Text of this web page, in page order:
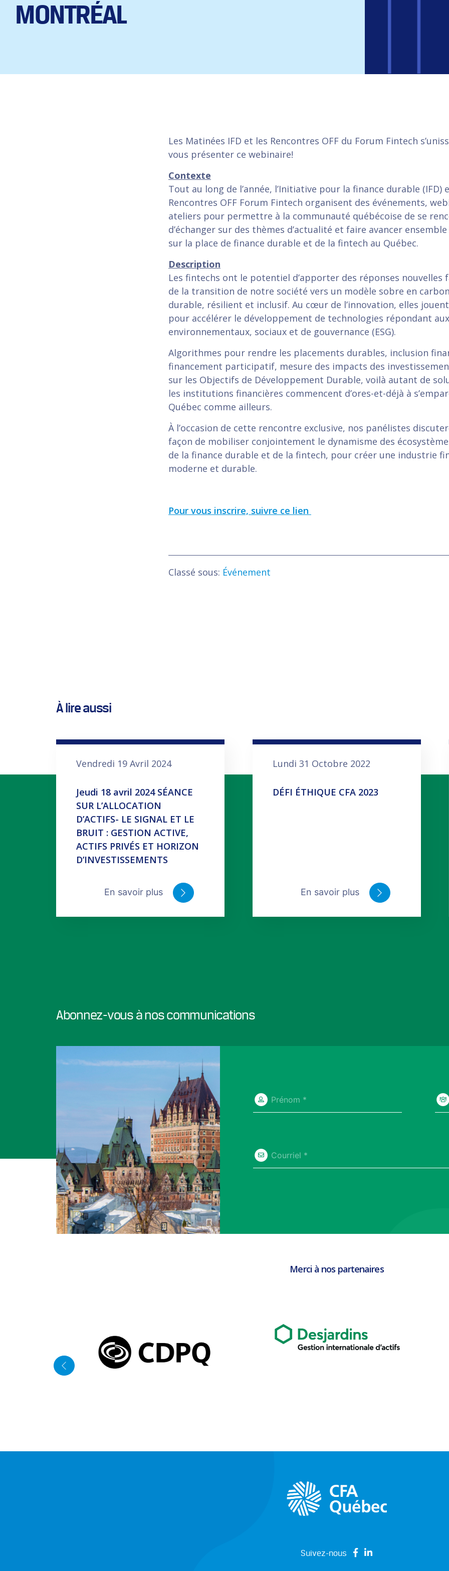
MONTRÉAL
Les Matinées IFD et les Rencontres OFF du Forum Fintech
vous présenter ce webinaire!
Contexte
Tout au long de l’année, l’Initiative pour la finance durable (IFD)
Rencontres OFF Forum Fintech organisent des événements,
ateliers pour permettre à la communauté québécoise de se
d’échanger sur des thèmes d’actualité et faire avancer
sur la place de finance durable et de la fintech au Québec.
Description
Les fintechs ont le potentiel d’apporter des réponses nouvelles
de la transition de notre société vers un modèle sobre en
durable, résilient et inclusif. Au cœur de l’innovation, elles
pour accélérer le développement de technologies répondant
environnementaux, sociaux et de gouvernance (ESG).
Algorithmes pour rendre les placements durables, inclusion
financement participatif, mesure des impacts des
sur les Objectifs de Développement Durable, voilà autant de
les institutions financières commencent d’ores-et-déjà à
Québec comme ailleurs.
À l’occasion de cette rencontre exclusive, nos panélistes
façon de mobiliser conjointement le dynamisme des
de la finance durable et de la fintech, pour créer une industrie
moderne et durable.
Pour vous inscrire, suivre ce lien
Classé sous: Événement
À lire aussi
Vendredi 19 Avril 2024
Jeudi 18 avril 2024 SÉANCE
SUR L’ALLOCATION
D’ACTIFS- LE SIGNAL ET LE
BRUIT : GESTION ACTIVE,
ACTIFS PRIVÉS ET HORIZON
D’INVESTISSEMENTS
En savoir plus
Lundi 31 Octobre 2022
DÉFI ÉTHIQUE CFA 2023
En savoir plus
Abonnez-vous à nos communications
Prénom *
Courriel *
Merci à nos partenaires
Suivez-nous